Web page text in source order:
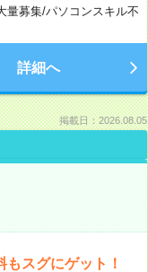
量募集/パソコンスキル不
詳細へ
掲載日：2026.08.05
スグにゲット！